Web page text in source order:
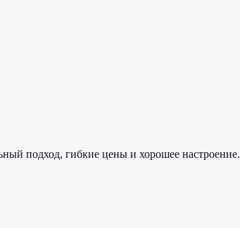
подход, гибкие цены и хорошее настроение.